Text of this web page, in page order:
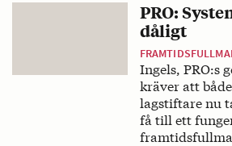
PRO:
dåligt
Ingels, PRO:s
kräver att
lagstiftare nu
få till ett